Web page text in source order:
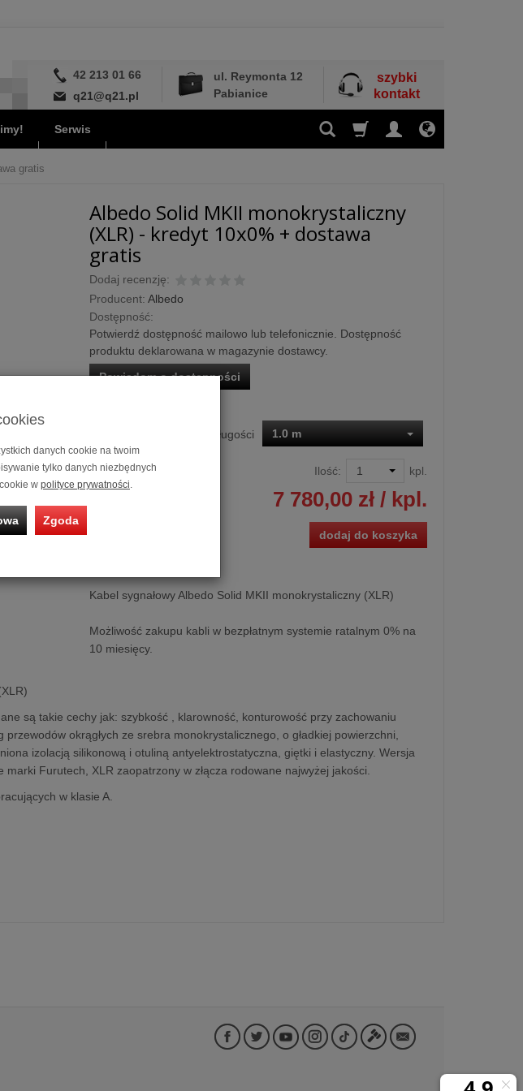
42 213 01 66
q21@q21.pl
ul. Reymonta 12
Pabianice
szybki
kontakt
Serwis
gratis
Albedo Solid MKII monokrystaliczny
(XLR) - kredyt 10x0% + dostawa
gratis
Dodaj recenzję:
Producent: Albedo
Dostępność:
Potwierdź dostępność mailowo lub telefonicznie. Dostępność
produktu deklarowana w magazynie dostawcy.
Powiadom o dostępności
Dostępne długości 1.0 m
Ilość: kpl.
7 780,00 zł/ kpl.
dodaj do koszyka
Kabel sygnałowy Albedo Solid MKII monokrystaliczny (XLR)
Możliwość zakupu kabli w bezpłatnym systemie ratalnym 0% na
10 miesięcy.
są takie cechy jak: szybkość , klarowność, konturowość przy zachowaniu
okrągłych ze srebra monokrystalicznego, o gładkiej powierzchni,
izolacją silikonową i otuliną antyelektrostatyczna, giętki i elastyczny. Wersja
Furutech, XLR zaopatrzony w złącza rodowane najwyżej jakości.
w klasie A.
danych cookie na twoim
tylko danych niezbędnych
w polityce prywatności
Zgoda